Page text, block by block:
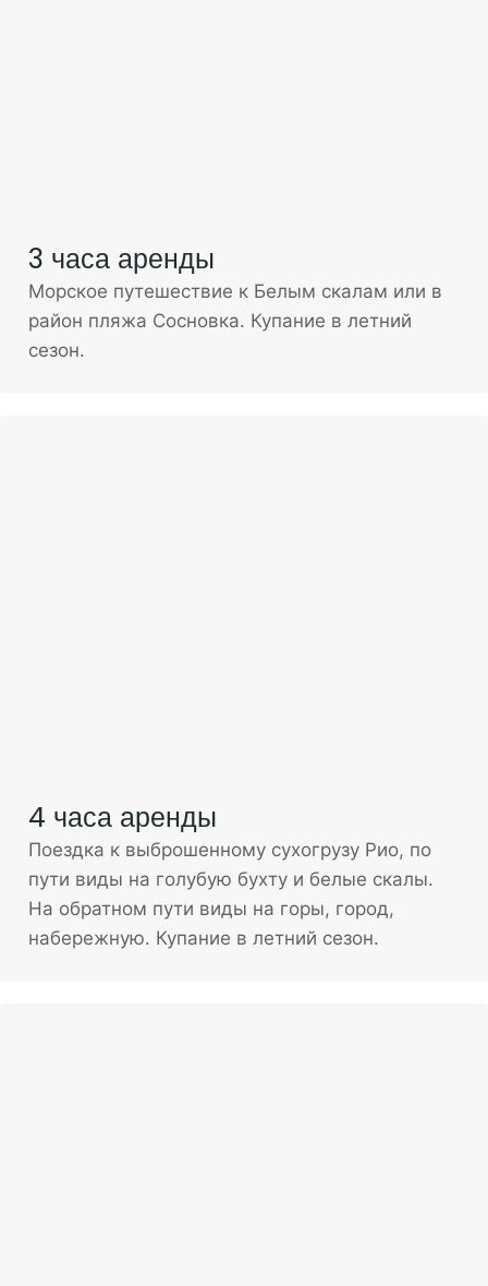
3 часа аренды
Морское путешествие к Белым скалам или в
район пляжа Сосновка. Купание в летний
сезон.
4 часа аренды
Поездка к выброшенному сухогрузу Рио, по
пути виды на голубую бухту и белые скалы.
На обратном пути виды на горы, город,
набережную. Купание в летний сезон.